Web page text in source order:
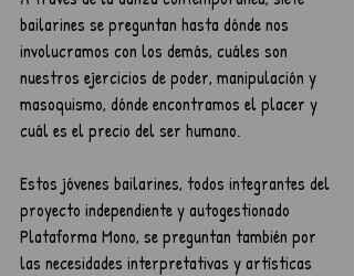
bailarines se preguntan hasta dónde nos
involucramos con los demás, cuáles son
nuestros ejercicios de poder, manipulación y
masoquismo, dónde encontramos el placer y
cuál es el precio del ser humano.
Estos jóvenes bailarines, todos integrantes del
proyecto independiente y autogestionado
Plataforma Mono, se preguntan también por
las necesidades interpretativas y artísticas